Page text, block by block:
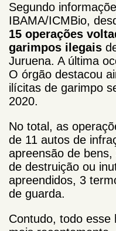
Segundo
IBAMA/ICMBio,
15 operações
garimpos ilegais
Juruena. A última
O órgão destacou
ilícitas de garimpo
2020.
No total, as
de 11 autos de
apreensão de
de destruição ou
apreendidos, 3
de guarda.
Contudo, todo esse